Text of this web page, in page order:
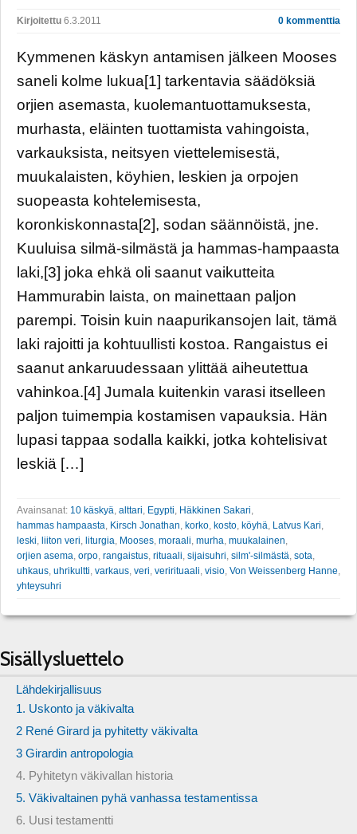
Kirjoitettu 6.3.2011 0 kommenttia
Kymmenen käskyn antamisen jälkeen Mooses
saneli kolme lukua[1] tarkentavia säädöksiä
orjien asemasta, kuolemantuottamuksesta,
murhasta, eläinten tuottamista vahingoista,
varkauksista, neitsyen viettelemisestä,
muukalaisten, köyhien, leskien ja orpojen
suopeasta kohtelemisesta,
koronkiskonnasta[2], sodan säännöistä, jne.
Kuuluisa silmä-silmästä ja hammas-hampaasta
laki,[3] joka ehkä oli saanut vaikutteita
Hammurabin laista, on mainettaan paljon
parempi. Toisin kuin naapurikansojen lait, tämä
laki rajoitti ja kohtuullisti kostoa. Rangaistus ei
saanut ankaruudessaan ylittää aiheutettua
vahinkoa.[4] Jumala kuitenkin varasi itselleen
paljon tuimempia kostamisen vapauksia. Hän
lupasi tappaa sodalla kaikki, jotka kohtelisivat
leskiä […]
Avainsanat: 10 käskyä, alttari, Egypti, Häkkinen Sakari,
hammas hampaasta, Kirsch Jonathan, korko, kosto, köyhä, Latvus Kari,
leski, liiton veri, liturgia, Mooses, moraali, murha, muukalainen,
orjien asema, orpo, rangaistus, rituaali, sijaisuhri, silm'-silmästä, sota,
uhkaus, uhrikultti, varkaus, veri, verirituaali, visio, Von Weissenberg Hanne,
yhteysuhri
Sisällysluettelo
Lähdekirjallisuus
1. Uskonto ja väkivalta
2 René Girard ja pyhitetty väkivalta
3 Girardin antropologia
4. Pyhitetyn väkivallan historia
5. Väkivaltainen pyhä vanhassa testamentissa
6. Uusi testamentti